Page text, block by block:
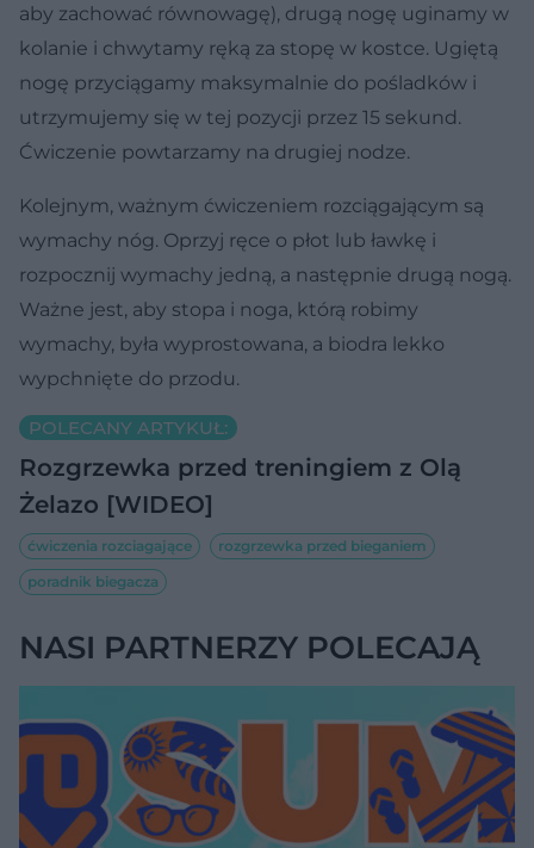
aby zachować równowagę), drugą nogę uginamy w
kolanie i chwytamy ręką za stopę w kostce. Ugiętą
nogę przyciągamy maksymalnie do pośladków i
utrzymujemy się w tej pozycji przez 15 sekund.
Ćwiczenie powtarzamy na drugiej nodze.
Kolejnym, ważnym ćwiczeniem rozciągającym są
wymachy nóg. Oprzyj ręce o płot lub ławkę i
rozpocznij wymachy jedną, a następnie drugą nogą.
Ważne jest, aby stopa i noga, którą robimy
wymachy, była wyprostowana, a biodra lekko
wypchnięte do przodu.
POLECANY ARTYKUŁ:
Rozgrzewka przed treningiem z Olą
Żelazo [WIDEO]
ćwiczenia rozciagające
rozgrzewka przed bieganiem
poradnik biegacza
NASI PARTNERZY POLECAJĄ